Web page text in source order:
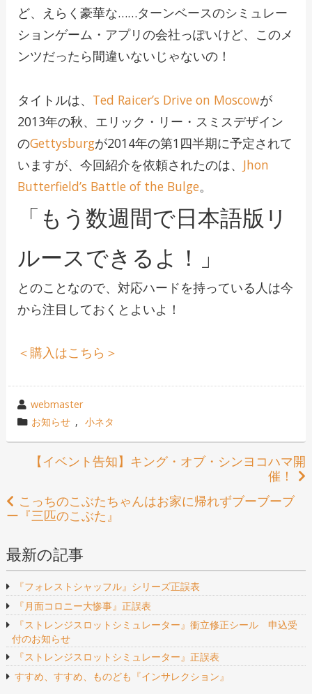
ど、えらく豪華な……ターンベースのシミュレー
ションゲーム・アプリの会社っぽいけど、このメ
ンツだったら間違いないじゃないの！
タイトルは、 Ted Raicer’s Drive on Moscowが
2013年の秋、エリック・リー・スミスデザイン
のGettysburgが2014年の第1四半期に予定されて
いますが、今回紹介を依頼されたのは、 Jhon
Butterfield’s Battle of the Bulge。
「もう数週間で日本語版リ
ルースできるよ！」
とのことなので、対応ハードを持っている人は今
から注目しておくとよいよ！
＜購入はこちら＞
投
稿
者
webmaster
カ
テ
お知らせ , 小ネタ
稿
ナ
ビ
ゲ
ー
シ
ョ
ン
【イベント告知】キング・オブ・シンヨコハマ開
催！
こっちのこぶたちゃんはお家に帰れずブーブーブ
ー『三匹のこぶた』
最新の記事
『フォレストシャッフル』シリーズ正誤表
『月面コロニー大惨事』正誤表
『ストレンジスロットシミュレーター』衝立修正シール 申込受
付のお知らせ
『ストレンジスロットシミュレーター』正誤表
すすめ、すすめ、ものども『インサレクション』